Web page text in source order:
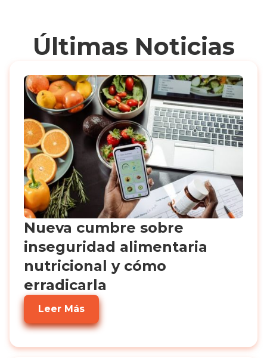
Últimas Noticias
Nueva cumbre sobre
inseguridad alimentaria
nutricional y cómo
erradicarla
Leer Más